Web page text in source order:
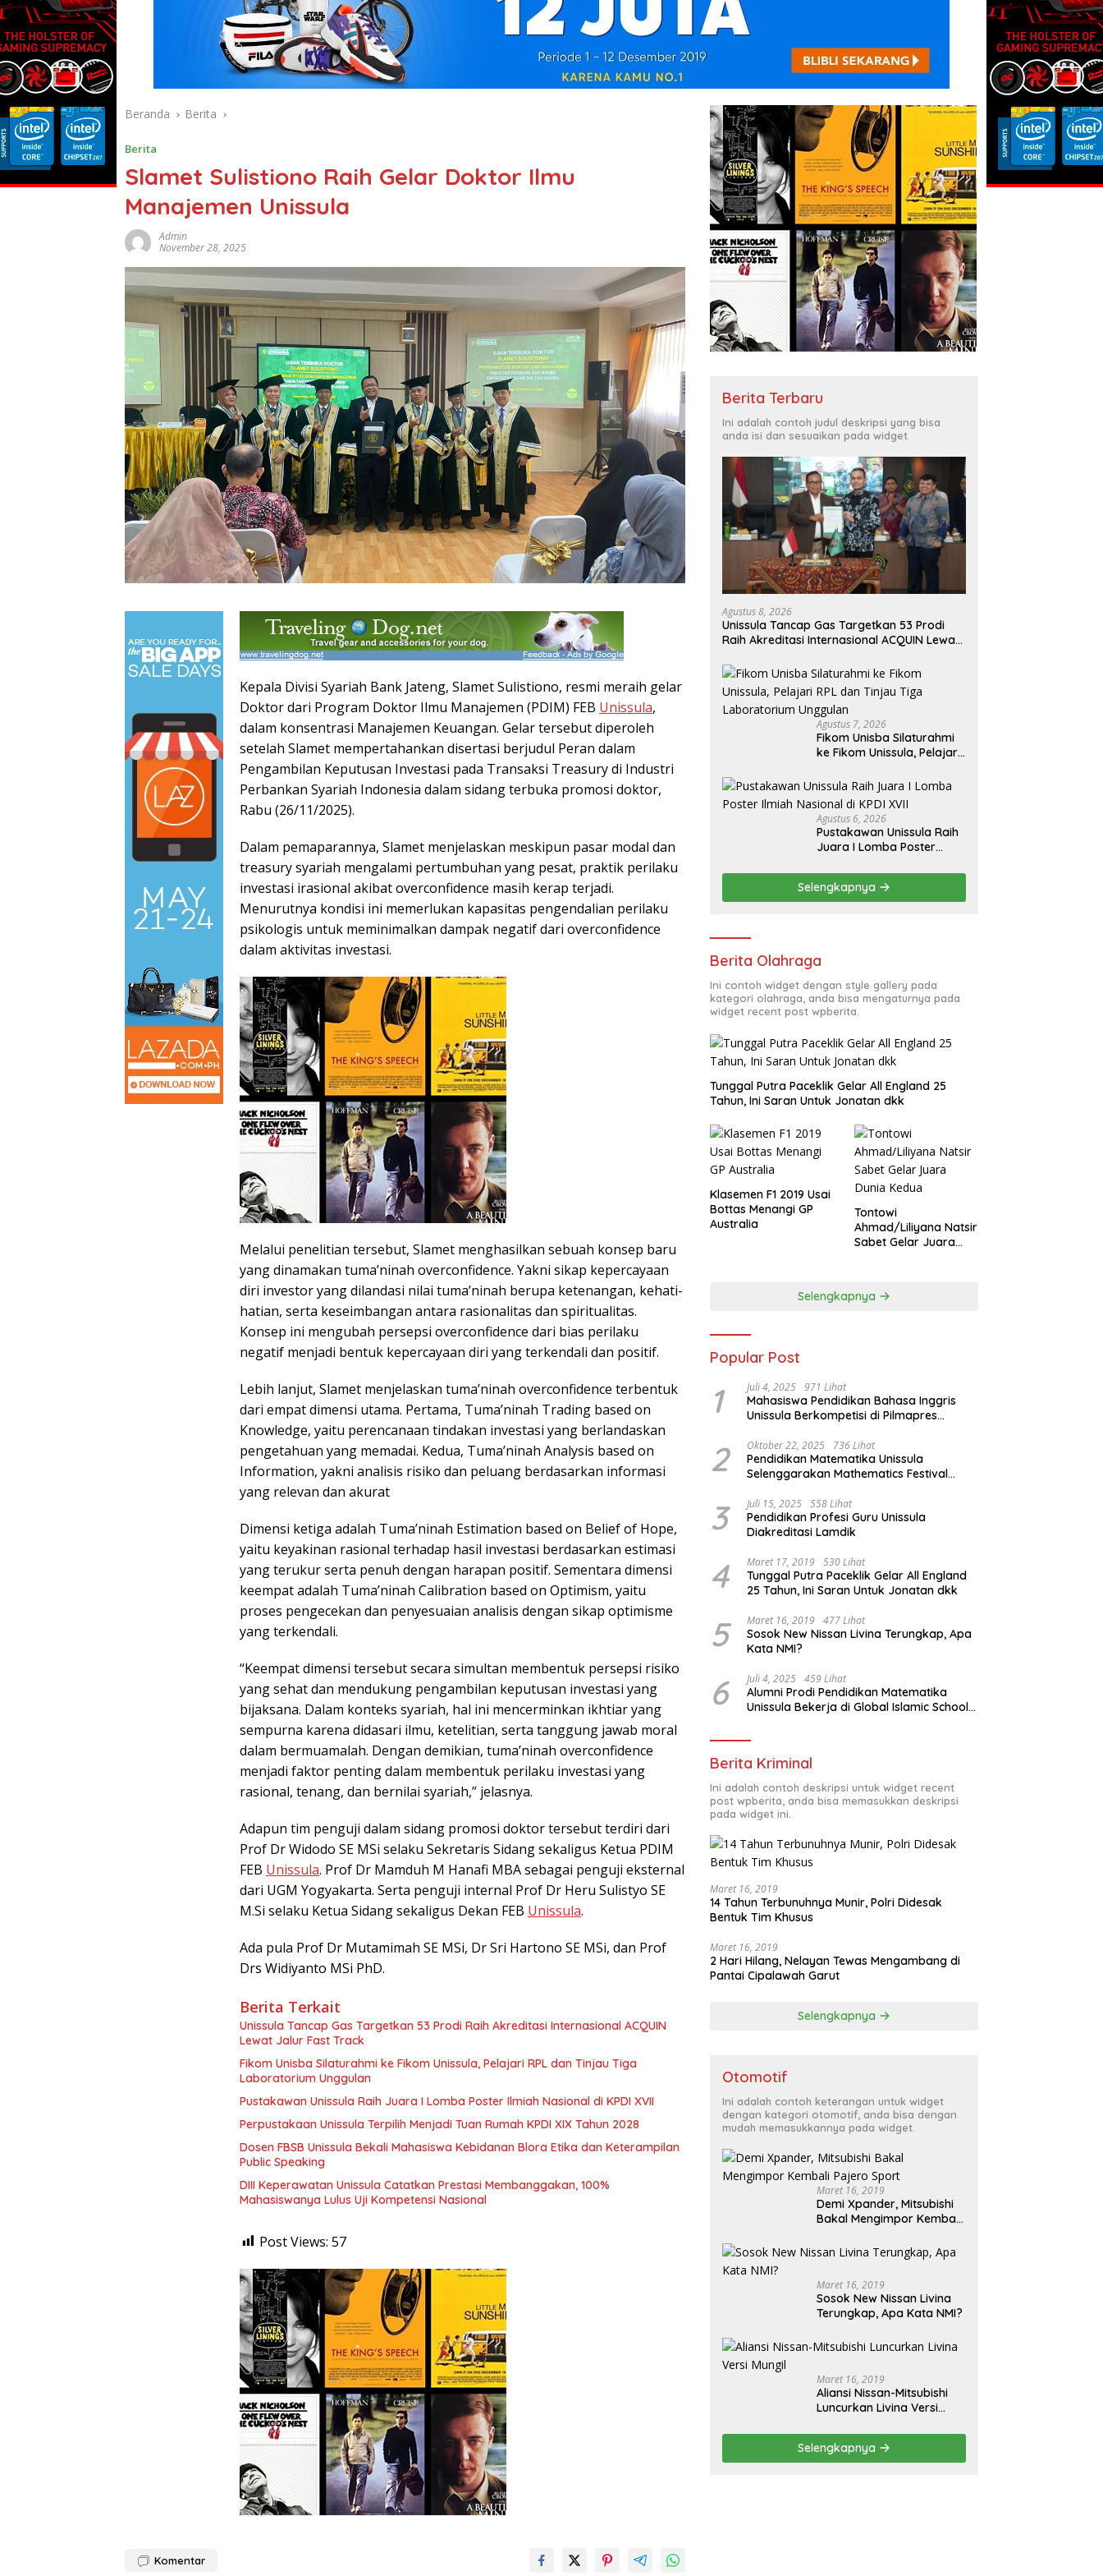
Beranda Berita
Berita
Slamet Sulistiono Raih Gelar Doktor Ilmu
Manajemen Unissula
Admin
November 28, 2025
Kepala Divisi Syariah Bank Jateng, Slamet Sulistiono, resmi meraih gelar
Doktor dari Program Doktor Ilmu Manajemen (PDIM) FEB Unissula,
dalam konsentrasi Manajemen Keuangan. Gelar tersebut diperoleh
setelah Slamet mempertahankan disertasi berjudul Peran dalam
Pengambilan Keputusan Investasi pada Transaksi Treasury di Industri
Perbankan Syariah Indonesia dalam sidang terbuka promosi doktor,
Rabu (26/11/2025).
Dalam pemaparannya, Slamet menjelaskan meskipun pasar modal dan
treasury syariah mengalami pertumbuhan yang pesat, praktik perilaku
investasi irasional akibat overconfidence masih kerap terjadi.
Menurutnya kondisi ini memerlukan kapasitas pengendalian perilaku
psikologis untuk meminimalkan dampak negatif dari overconfidence
dalam aktivitas investasi.
Melalui penelitian tersebut, Slamet menghasilkan sebuah konsep baru
yang dinamakan tuma’ninah overconfidence. Yakni sikap kepercayaan
diri investor yang dilandasi nilai tuma’ninah berupa ketenangan, kehati-
hatian, serta keseimbangan antara rasionalitas dan spiritualitas.
Konsep ini mengubah persepsi overconfidence dari bias perilaku
negatif menjadi bentuk kepercayaan diri yang terkendali dan positif.
Lebih lanjut, Slamet menjelaskan tuma’ninah overconfidence terbentuk
dari empat dimensi utama. Pertama, Tuma’ninah Trading based on
Knowledge, yaitu perencanaan tindakan investasi yang berlandaskan
pengetahuan yang memadai. Kedua, Tuma’ninah Analysis based on
Information, yakni analisis risiko dan peluang berdasarkan informasi
yang relevan dan akurat
Dimensi ketiga adalah Tuma’ninah Estimation based on Belief of Hope,
yaitu keyakinan rasional terhadap hasil investasi berdasarkan estimasi
yang terukur serta penuh dengan harapan positif. Sementara dimensi
keempat adalah Tuma’ninah Calibration based on Optimism, yaitu
proses pengecekan dan penyesuaian analisis dengan sikap optimisme
yang terkendali.
“Keempat dimensi tersebut secara simultan membentuk persepsi risiko
yang sehat dan mendukung pengambilan keputusan investasi yang
bijaksana. Dalam konteks syariah, hal ini mencerminkan ikhtiar yang
sempurna karena didasari ilmu, ketelitian, serta tanggung jawab moral
dalam bermuamalah. Dengan demikian, tuma’ninah overconfidence
menjadi faktor penting dalam membentuk perilaku investasi yang
rasional, tenang, dan bernilai syariah,” jelasnya.
Adapun tim penguji dalam sidang promosi doktor tersebut terdiri dari
Prof Dr Widodo SE MSi selaku Sekretaris Sidang sekaligus Ketua PDIM
FEB Unissula. Prof Dr Mamduh M Hanafi MBA sebagai penguji eksternal
dari UGM Yogyakarta. Serta penguji internal Prof Dr Heru Sulistyo SE
M.Si selaku Ketua Sidang sekaligus Dekan FEB Unissula.
Ada pula Prof Dr Mutamimah SE MSi, Dr Sri Hartono SE MSi, dan Prof
Drs Widiyanto MSi PhD.
Berita Terkait
Unissula Tancap Gas Targetkan 53 Prodi Raih Akreditasi Internasional ACQUIN
Lewat Jalur Fast Track
Fikom Unisba Silaturahmi ke Fikom Unissula, Pelajari RPL dan Tinjau Tiga
Laboratorium Unggulan
Pustakawan Unissula Raih Juara I Lomba Poster Ilmiah Nasional di KPDI XVII
Perpustakaan Unissula Terpilih Menjadi Tuan Rumah KPDI XIX Tahun 2028
Dosen FBSB Unissula Bekali Mahasiswa Kebidanan Blora Etika dan Keterampilan
Public Speaking
DIII Keperawatan Unissula Catatkan Prestasi Membanggakan, 100%
Mahasiswanya Lulus Uji Kompetensi Nasional
Post Views: 57
Komentar
Berita Terbaru
Ini adalah contoh judul deskripsi yang bisa
anda isi dan sesuaikan pada widget
Agustus 8, 2026
Unissula Tancap Gas Targetkan 53 Prodi
Raih Akreditasi Internasional ACQUIN Lewat
Agustus 7, 2026
Fikom Unisba Silaturahmi
ke Fikom Unissula, Pelajari
Laboratorium Unggulan
Agustus 6, 2026
Pustakawan Unissula Raih
Juara I Lomba Poster
Selengkapnya
Berita Olahraga
Ini contoh widget dengan style gallery pada
kategori olahraga, anda bisa mengaturnya pada
widget recent post wpberita.
Tunggal Putra Paceklik Gelar All England 25
Tahun, Ini Saran Untuk Jonatan dkk
Klasemen F1 2019 Usai
Bottas Menangi GP
Australia
Tontowi
Ahmad/Liliyana Natsir
Sabet Gelar Juara
Selengkapnya
Popular Post
1 Juli 4, 2025 971 Lihat
Mahasiswa Pendidikan Bahasa Inggris
Unissula Berkompetisi di Pilmapres
2 Oktober 22, 2025 736 Lihat
Pendidikan Matematika Unissula
Selenggarakan Mathematics Festival
3 Juli 15, 2025 558 Lihat
Pendidikan Profesi Guru Unissula
Diakreditasi Lamdik
4 Maret 17, 2019 530 Lihat
Tunggal Putra Paceklik Gelar All England
25 Tahun, Ini Saran Untuk Jonatan dkk
5 Maret 16, 2019 477 Lihat
Sosok New Nissan Livina Terungkap, Apa
Kata NMI?
6 Juli 4, 2025 459 Lihat
Alumni Prodi Pendidikan Matematika
Unissula Bekerja di Global Islamic School
Berita Kriminal
Ini adalah contoh deskripsi untuk widget recent
post wpberita, anda bisa memasukkan deskripsi
pada widget ini.
Maret 16, 2019
14 Tahun Terbunuhnya Munir, Polri Didesak
Bentuk Tim Khusus
Maret 16, 2019
2 Hari Hilang, Nelayan Tewas Mengambang di
Pantai Cipalawah Garut
Selengkapnya
Otomotif
Ini adalah contoh keterangan untuk widget
dengan kategori otomotif, anda bisa dengan
mudah memasukkannya pada widget.
Maret 16, 2019
Demi Xpander, Mitsubishi
Bakal Mengimpor Kembali
Maret 16, 2019
Sosok New Nissan Livina
Terungkap, Apa Kata NMI?
Maret 16, 2019
Aliansi Nissan-Mitsubishi
Luncurkan Livina Versi
Selengkapnya